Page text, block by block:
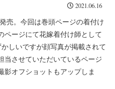
2021.06.16
売。今回は巻頭ページの着付け
ページにて花嫁着付け師として
しいですが顔写真が掲載されて
当させていただいているページ
影オフショットもアップしま